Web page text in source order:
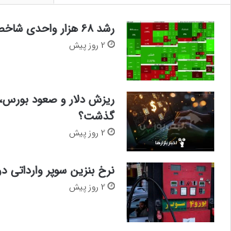
رشد ۶۸ هزار واحدی شاخص کل بورس
2 روز پیش
ریزش دلار و صعود بورس،
گذشت؟
2 روز پیش
نرخ بنزین سوپر وارداتی
2 روز پیش